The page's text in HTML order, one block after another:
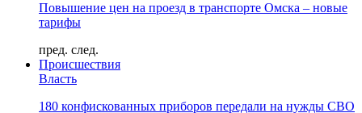
Повышение цен на проезд в транспорте Омска – новые
тарифы
пред. след.
Происшествия
Власть
180 конфискованных приборов передали на нужды СВО